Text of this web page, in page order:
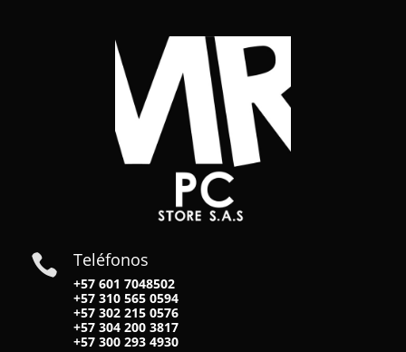
 Teléfonos
+57 601 7048502
+57310 565 0594
+57302 215 0576
+57304 200 3817
+57300 293 4930